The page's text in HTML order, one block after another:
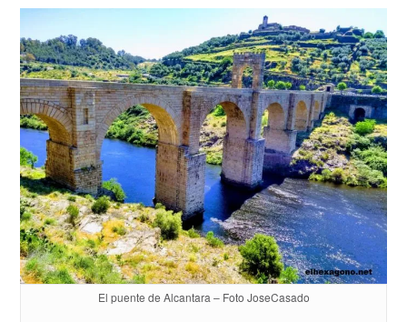
El puente de Alcantara – Foto JoseCasado